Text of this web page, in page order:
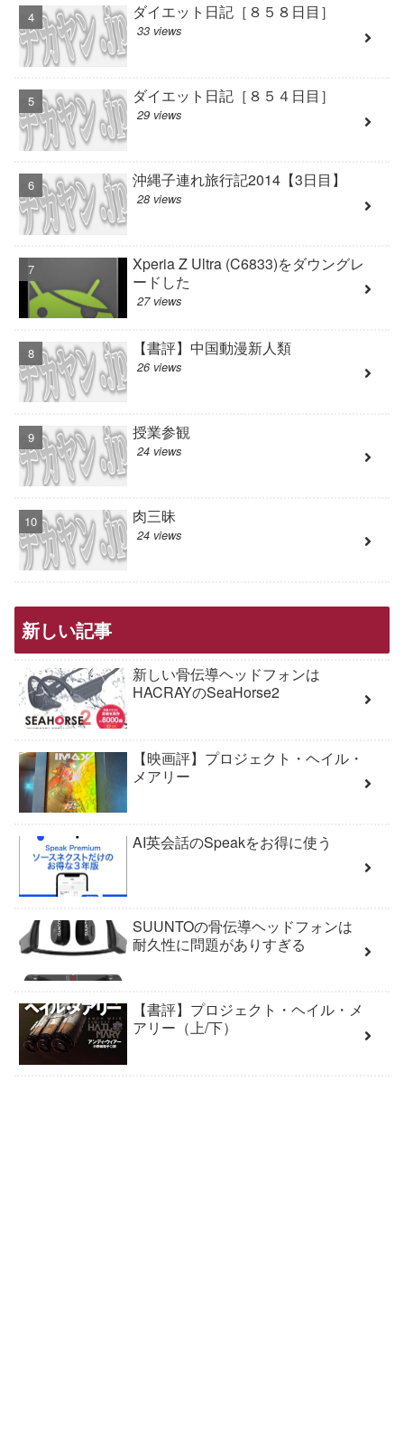
ダイエット日記［８５８日目］
33 views
ダイエット日記［８５４日目］
29 views
沖縄子連れ旅行記2014【3日目】
28 views
Xperia Z Ultra (C6833)をダウングレ
ードした
27 views
【書評】中国動漫新人類
26 views
授業参観
24 views
肉三昧
24 views
新しい記事
新しい骨伝導ヘッドフォンは
HACRAYのSeaHorse2
【映画評】プロジェクト・ヘイル・
メアリー
AI英会話のSpeakをお得に使う
SUUNTOの骨伝導ヘッドフォンは
耐久性に問題がありすぎる
【書評】プロジェクト・ヘイル・メ
アリー（上/下）